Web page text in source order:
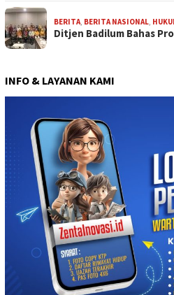
BERITA BERITA NASIONAL
Ditjen Badilum Bahas
INFO & LAYANAN KAMI